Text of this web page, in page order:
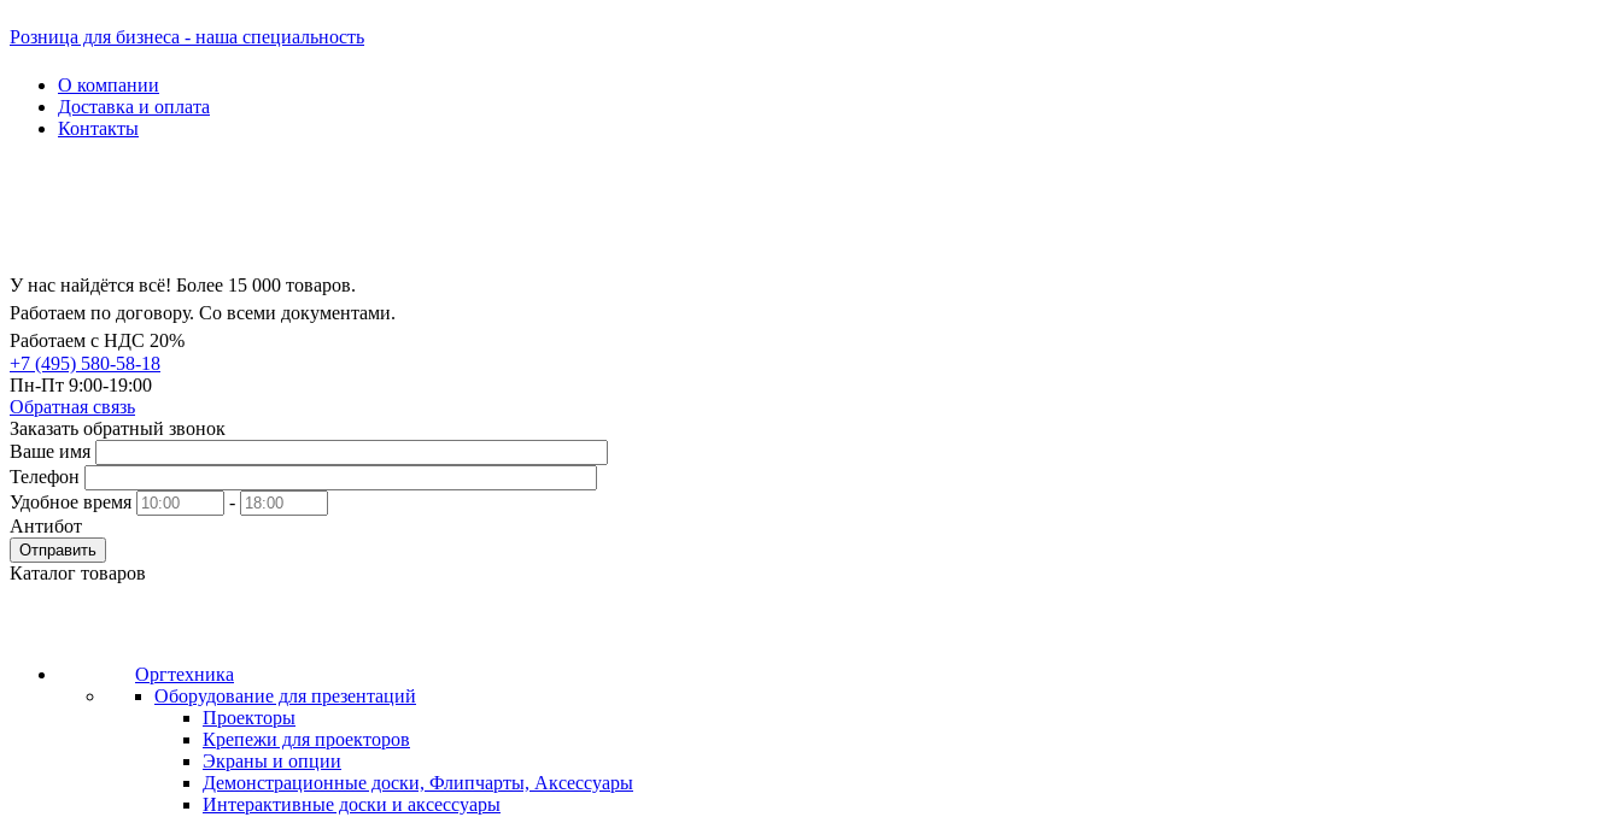
Розница для бизнеса - наша специальность
О компании
Доставка и оплата
Контакты
У нас найдётся всё! Более 15 000 товаров.
Работаем по договору. Со всеми документами.
Работаем с НДС 20%
+7 (495) 580-58-18
Пн-Пт 9:00-19:00
Обратная связь
Заказать обратный звонок
Ваше имя
Телефон
Удобное время
-
Антибот
Отправить
Каталог товаров
Оргтехника
Оборудование для презентаций
Проекторы
Крепежи для проекторов
Экраны и опции
Демонстрационные доски, Флипчарты, Аксессуары
Интерактивные доски и аксессуары